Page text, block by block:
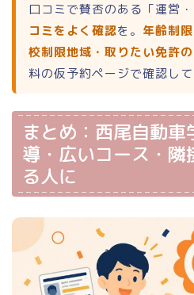
口コミで賛否のある「運営
コミをよく確認を。 年齢制
校制限地域・取りたい免許
料の仮予約ページで確認して
まとめ：西尾自動
導・広いコース・隣
る人に